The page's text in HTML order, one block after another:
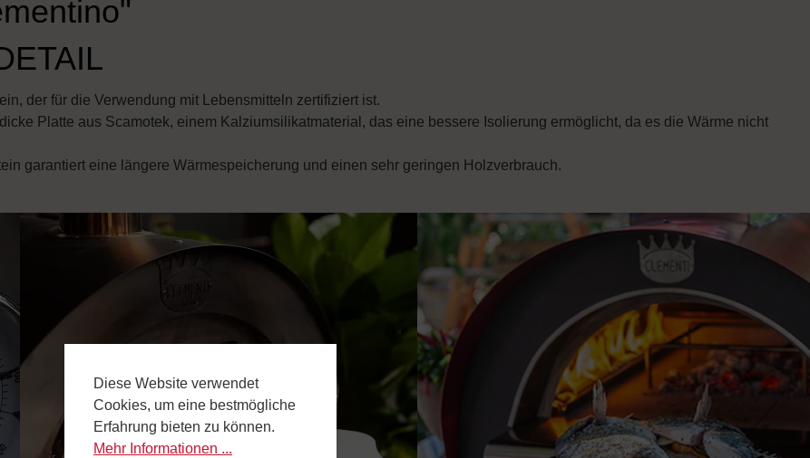
der für die Verwendung mit Lebensmitteln zertifiziert ist.
Platte aus Scamotek, einem Kalziumsilikatmaterial, das eine bessere Isolierung ermöglicht, da es die Wärme nicht
garantiert eine längere Wärmespeicherung und einen sehr geringen Holzverbrauch.
Diese Website verwendet
Cookies, um eine bestmögliche
Erfahrung bieten zu können.
Mehr Informationen ...